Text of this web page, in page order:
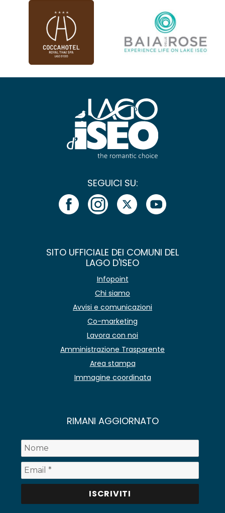
SEGUICI SU:
SITO UFFICIALE DEI COMUNI DEL
LAGO D'ISEO
Infopoint
Chi siamo
Avvisi e comunicazioni
Co-marketing
Lavora con noi
Amministrazione Trasparente
Area stampa
Immagine coordinata
RIMANI AGGIORNATO